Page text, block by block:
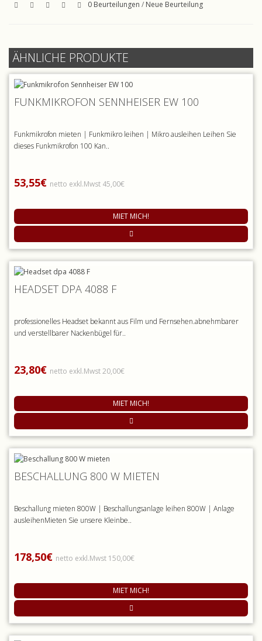
0 Beurteilungen / Neue Beurteilung
ÄHNLICHE PRODUKTE
FUNKMIKROFON SENNHEISER EW 100
Funkmikrofon mieten | Funkmikro leihen | Mikro ausleihen Leihen Sie
dieses Funkmikrofon 100 Kan..
53,55€ netto exkl.Mwst 45,00€
MIET MICH!
HEADSET DPA 4088 F
professionelles Headset bekannt aus Film und Fernsehen.abnehmbarer
und verstellbarer Nackenbügel für..
23,80€ netto exkl.Mwst 20,00€
MIET MICH!
BESCHALLUNG 800 W MIETEN
Beschallung mieten 800W | Beschallungsanlage leihen 800W | Anlage
ausleihenMieten Sie unsere Kleinbe..
178,50€ netto exkl.Mwst 150,00€
MIET MICH!